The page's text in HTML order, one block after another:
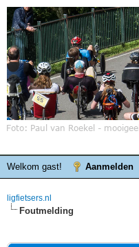
Welkom gast! Aanmelden
ligfietsers.nl
Foutmelding